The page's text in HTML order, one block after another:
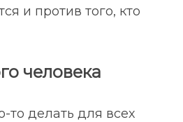
и против того, кто
человека
делать для всех